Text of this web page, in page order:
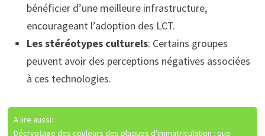
bénéficier d’une meilleure infrastructure,
encourageant l’adoption des LCT.
Les stéréotypes culturels: Certains groupes
peuvent avoir des perceptions négatives associées
à ces technologies.
A lire aussi:
Décryptage des couleurs des plaques d'immatriculation : que